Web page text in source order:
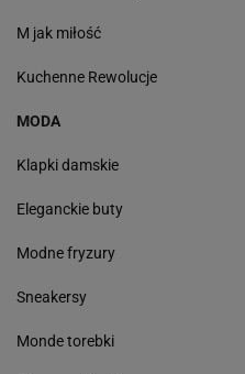
M jak miłość
Kuchenne Rewolucje
MODA
Klapki damskie
Eleganckie buty
Modne fryzury
Sneakersy
Monde torebki